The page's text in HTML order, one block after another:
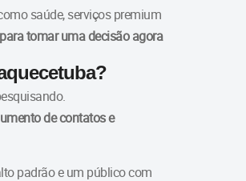
saúde, serviços premium
tomar uma decisão agora
de contatos e
padrão e um público com